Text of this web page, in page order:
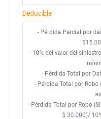
Deducible
- Pérdida Parcial por
- 10% del valor del
- Pérdida Total por
- Pérdida Total por
- Pérdida Total por Robo
$ 30.000)/